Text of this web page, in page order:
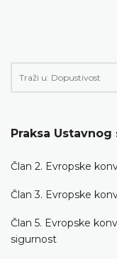
Praksa Ustavnog
Član 2. Evropske
Član 3. Evropske
Član 5. Evropske
sigurnost